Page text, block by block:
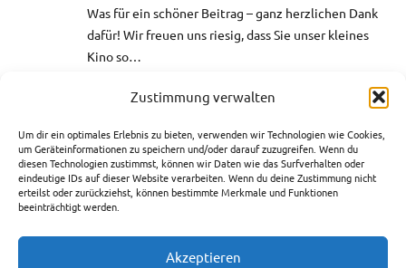
Zustimmung verwalten
Um dir ein optimales Erlebnis zu bieten, verwenden wir Technologien wie Cookies,
um Geräteinformationen zu speichern und/oder darauf zuzugreifen. Wenn du
diesen Technologien zustimmst, können wir Daten wie das Surfverhalten oder
eindeutige IDs auf dieser Website verarbeiten. Wenn du deine Zustimmung nicht
erteilst oder zurückziehst, können bestimmte Merkmale und Funktionen
beeinträchtigt werden.
Akzeptieren
Was für ein schöner Beitrag – ganz herzlichen Dank
dafür!​ Wir freuen uns riesig, dass Sie unser kleines
Kino so…
zuAquarellmalerei- Lust auf
10/03/2025
Hallo, ich war auch bei einer VHS-Bildungszeit bei
der Künstlerin Edeltraut Rath. Hat mir sehr gefallen
und ich weiß nun…